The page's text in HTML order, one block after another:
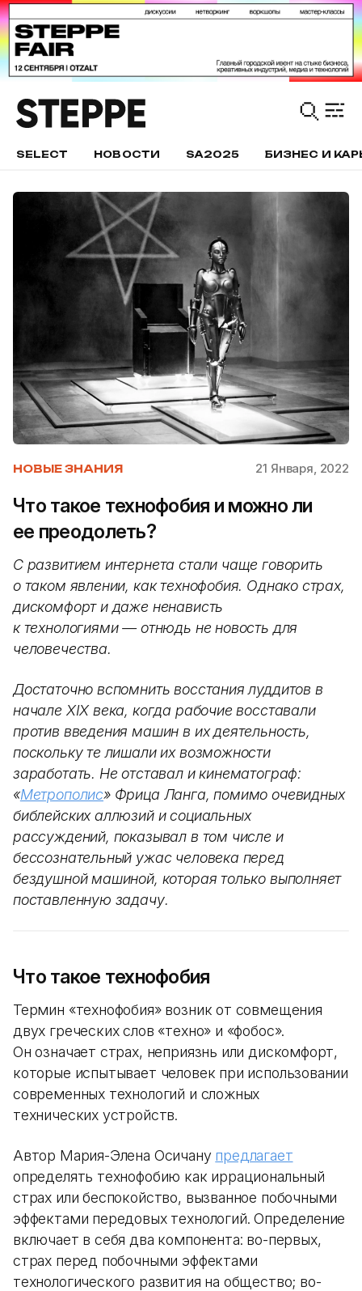
SELECT НОВОСТИ SA2025 БИЗНЕС И
НОВЫЕ ЗНАНИЯ 21 Января, 2022
Что такое технофобия и можно ли
ее преодолеть?
С развитием интернета стали чаще говорить
о таком явлении, как технофобия. Однако страх,
дискомфорт и даже ненависть
к технологиями — отнюдь не новость для
человечества.
Достаточно вспомнить восстания луддитов в
начале XIX века, когда рабочие восставали
против введения машин в их деятельность,
поскольку те лишали их возможности
заработать. Не отставал и кинематограф:
«Метрополис» Фрица Ланга, помимо очевидных
библейских аллюзий и социальных
рассуждений, показывал в том числе и
бессознательный ужас человека перед
бездушной машиной, которая только выполняет
поставленную задачу.
Что такое технофобия
Термин «технофобия» возник от совмещения
двух греческих слов «техно» и «фобос».
Он означает страх, неприязнь или дискомфорт,
которые испытывает человек при использовании
современных технологий и сложных
технических устройств.
Автор Мария-Элена Осичану предлагает
определять технофобию как иррациональный
страх или беспокойство, вызванное побочными
эффектами передовых технологий. Определение
включает в себя два компонента: во-первых,
страх перед побочными эффектами
технологического развития на общество; во-